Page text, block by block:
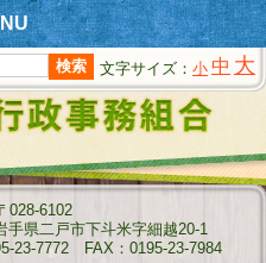
文字サイズ： 小 中 大
028-6102
手県二戸市下斗米字細越20-1
23-7772 FAX：0195-23-7984